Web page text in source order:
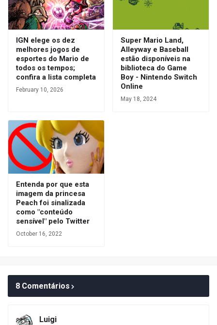
IGN elege os dez
melhores jogos de
esportes do Mario de
todos os tempos;
confira a lista completa
February 10, 2026
Super Mario Land,
Alleyway e Baseball
estão disponíveis na
biblioteca do Game
Boy - Nintendo Switch
Online
May 18, 2024
Entenda por que esta
imagem da princesa
Peach foi sinalizada
como "conteúdo
sensível" pelo Twitter
October 16, 2022
8 Comentários
Luigi